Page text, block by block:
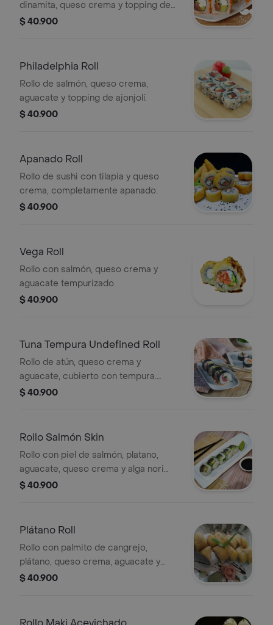
dinamita, queso crema y topping de
ajonjolí.
$ 40.900
Philadelphia Roll
Rollo de salmón, queso crema,
aguacate y topping de ajonjolí.
$ 40.900
Apanado Roll
Rollo de sushi con tilapia y queso
crema, completamente apanado.
$ 40.900
Vega Roll
Rollo con salmón, queso crema y
aguacate tempurizado.
$ 40.900
Tuna Tempura Undefined Roll
Rollo de atún, queso crema y
aguacate, cubierto con tempura.
Incluye salsa para acompañar.
$ 40.900
Rollo Salmón Skin
Rollo con piel de salmón, platano,
aguacate, queso crema y alga nori
por fuera.
$ 40.900
Plátano Roll
Rollo con palmito de cangrejo,
plátano, queso crema, aguacate y
topping de plátano.
$ 40.900